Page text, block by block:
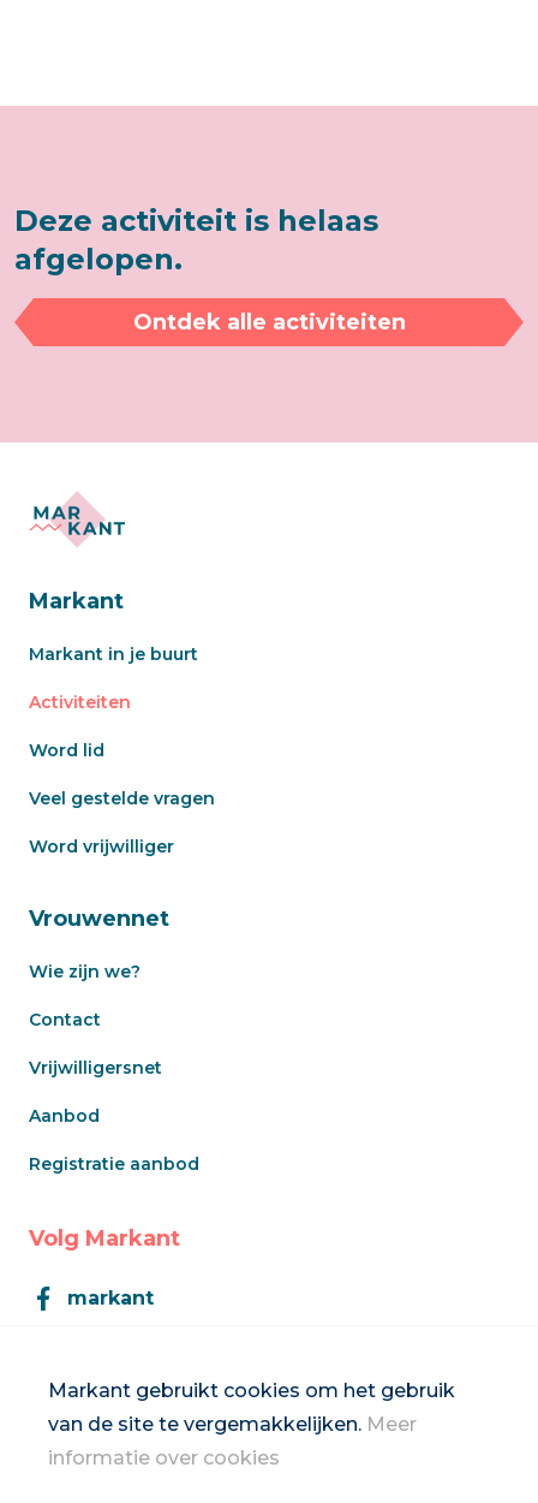
Markant gebruikt cookies om het gebruik
van de site te vergemakkelijken. Meer
informatie over cookies
Deze activiteit is helaas
afgelopen.
Ontdek alle activiteiten
Markant
Markant in je buurt
Activiteiten
Word lid
Veel gestelde vragen
Word vrijwilliger
Vrouwennet
Wie zijn we?
Contact
Vrijwilligersnet
Aanbod
Registratie aanbod
Volg Markant
markant
Inschrijven op de nieuwsbrief